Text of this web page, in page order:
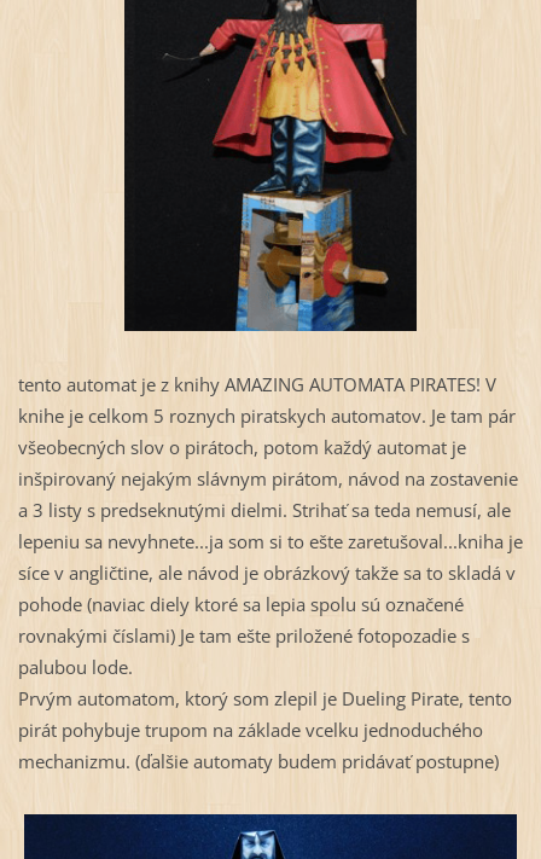
tento automat je z knihy AMAZING AUTOMATA PIRATES! V
knihe je celkom 5 roznych piratskych automatov. Je tam pár
všeobecných slov o pirátoch, potom každý automat je
inšpirovaný nejakým slávnym pirátom, návod na zostavenie
a 3 listy s predseknutými dielmi. Strihať sa teda nemusí, ale
lepeniu sa nevyhnete...ja som si to ešte zaretušoval...kniha je
síce v angličtine, ale návod je obrázkový takže sa to skladá v
pohode (naviac diely ktoré sa lepia spolu sú označené
rovnakými číslami) Je tam ešte priložené fotopozadie s
palubou lode.
Prvým automatom, ktorý som zlepil je Dueling Pirate, tento
pirát pohybuje trupom na základe vcelku jednoduchého
mechanizmu. (ďalšie automaty budem pridávať postupne)